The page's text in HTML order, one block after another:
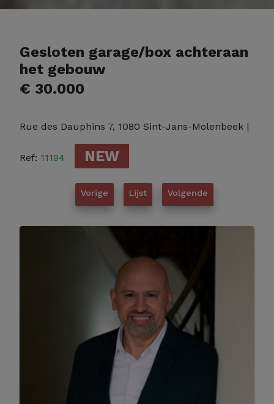
Gesloten garage/box achteraan
het gebouw
€ 30.000
Rue des Dauphins 7, 1080 Sint-Jans-Molenbeek |
Ref: 11194 NEW
Vorige Lijst Volgende